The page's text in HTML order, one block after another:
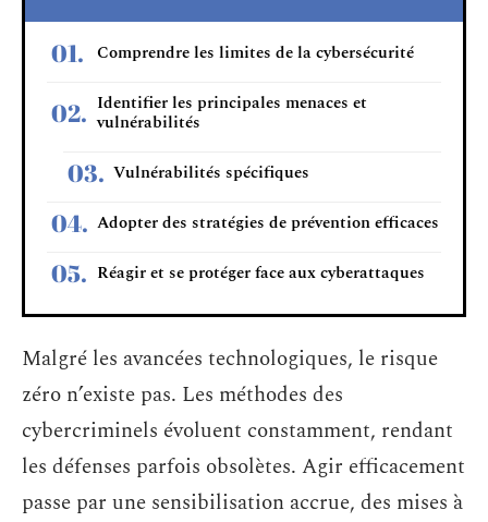
Comprendre les limites de la cybersécurité
Identifier les principales menaces et
vulnérabilités
Vulnérabilités spécifiques
Adopter des stratégies de prévention efficaces
Réagir et se protéger face aux cyberattaques
Malgré les avancées technologiques, le risque
zéro n’existe pas. Les méthodes des
cybercriminels évoluent constamment, rendant
les défenses parfois obsolètes. Agir efficacement
passe par une sensibilisation accrue, des mises à